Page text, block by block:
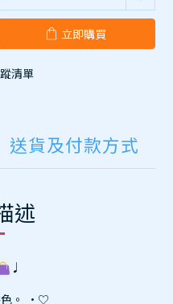
立即購買
清單
送貨及付款方式
述
♩
色。 ͜·♡